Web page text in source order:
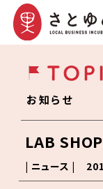
お知らせ
LAB
| ニュース |